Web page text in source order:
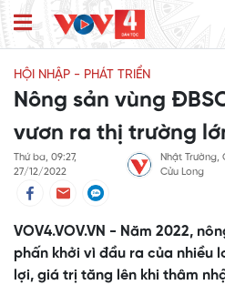
HỘI NHẬP - PHÁT TRIỂN
Nông sản vùng
vươn ra thị trường
Thứ ba, 09:27,
27/12/2022
Nhật Trường,
Cửu Long
VOV4.VOV.VN - Năm 2022,
phấn khởi vì đầu ra của nhiều
lợi, giá trị tăng lên khi thâm